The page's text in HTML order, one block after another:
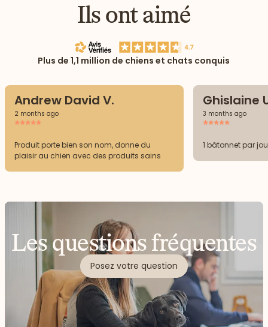
Ils ont aimé
Plus de 1,1 million de chiens et chats conquis
Andrew David V.
2 months ago
Produit porte bien son nom, donne du
plaisir au chien avec des produits sains
Ghislaine
3 months ago
1 bâtonnet par
Les questions fréquentes
Posez votre question